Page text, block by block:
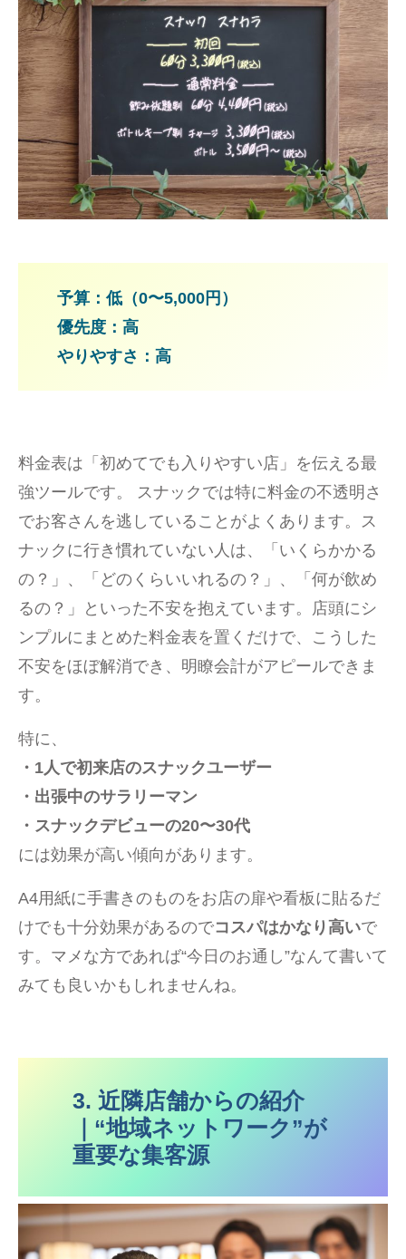
予算：低（0〜5,000円）
優先度：高
やりやすさ：高
料金表は「初めてでも入りやすい店」を伝える最
強ツールです。 スナックでは特に料金の不透明さ
でお客さんを逃していることがよくあります。ス
ナックに行き慣れていない人は、「いくらかかる
の？」、「どのくらいいれるの？」、「何が飲め
るの？」といった不安を抱えています。店頭にシ
ンプルにまとめた料金表を置くだけで、こうした
不安をほぼ解消でき、明瞭会計がアピールできま
す。
特に、
・1人で初来店のスナックユーザー
・出張中のサラリーマン
・スナックデビューの20〜30代
には効果が高い傾向があります。
A4用紙に手書きのものをお店の扉や看板に貼るだ
けでも十分効果があるのでコスパはかなり高いで
す。マメな方であれば“今日のお通し”なんて書いて
みても良いかもしれませんね。
3. 近隣店舗からの紹介
｜“地域ネットワーク”が
重要な集客源